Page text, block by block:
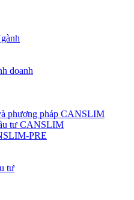
doanh
phương pháp CANSLIM
tư CANSLIM
PRE
tư